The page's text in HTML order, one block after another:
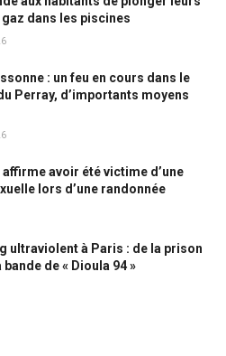
dans les piscines
: un feu en cours dans le
Perray, d’importants moyens
affirme avoir été victime d’une
lors d’une randonnée
ultraviolent à Paris : de la prison
de « Dioula 94 »